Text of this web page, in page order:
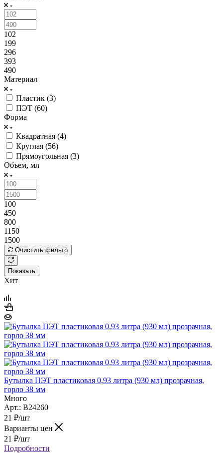
102
199
296
393
490
Материал
Пластик (3)
ПЭТ (60)
Форма
Квадратная (4)
Круглая (56)
Прямоугольная (3)
Объем, мл
100
450
800
1150
1500
Очистить фильтр
Показать
Хит
Бутылка ПЭТ пластиковая 0,93 литра (930 мл) прозрачная,
горло 38 мм
Много
Арт.: B24260
21 ₽/шт
Варианты цен
21 ₽/шт
Подробности